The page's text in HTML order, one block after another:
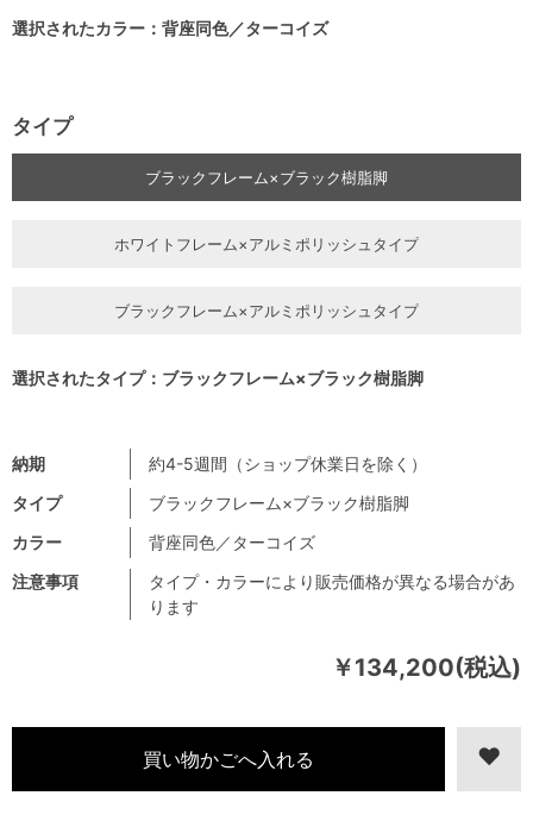
￥134,200(税込)
注意事項
タイプ・カラーにより販売価格が異なる場合があ
ります
納期
約4-5週間（ショップ休業日を除く）
タイプ
ブラックフレーム×ブラック樹脂脚
カラー
背座同色／ターコイズ
選択されたカラー：背座同色／ターコイズ
タイプ
ブラックフレーム×ブラック樹脂脚
ホワイトフレーム×アルミポリッシュタイプ
ブラックフレーム×アルミポリッシュタイプ
選択されたタイプ：ブラックフレーム×ブラック樹脂脚